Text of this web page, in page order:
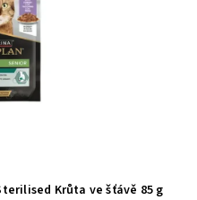
Krůta ve šťávě 85 g